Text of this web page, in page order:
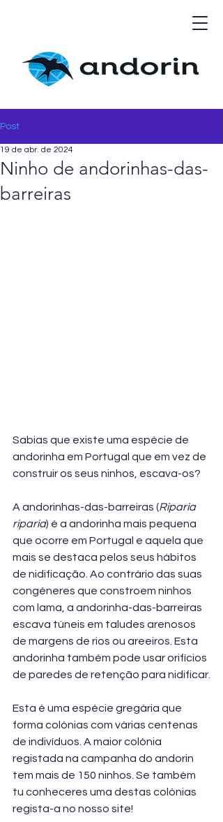
Post
Ninho de andorinhas-das-
barreiras
19 de abr. de 2024
Sabias que existe uma espécie de
andorinha em Portugal que em vez de
construir os seus ninhos, escava-os?
A andorinhas-das-barreiras (Riparia
riparia) é a andorinha mais pequena
que ocorre em Portugal e aquela que
mais se destaca pelos seus hábitos
de nidificação. Ao contrário das suas
congéneres que constroem ninhos
com lama, a andorinha-das-barreiras
escava túneis em taludes arenosos
de margens de rios ou areeiros. Esta
andorinha também pode usar orifícios
de paredes de retenção para nidificar.
Esta é uma espécie gregária que
forma colónias com várias centenas
de indivíduos. A maior colónia
registada na campanha do andorin
tem mais de 150 ninhos. Se também
tu conheceres uma destas colónias
regista-a no nosso site!